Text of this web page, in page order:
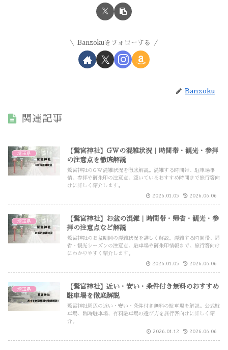
Banzokuをフォローする
Banzoku
関連記事
埼玉県
【鷲宮神社】GWの混雑状況｜時間帯・観光・参拝
の注意点を徹底解説
鷲宮神社のGW混雑状況を徹底解説。混雑する時間帯、駐車場事
情、参拝や御朱印の注意点、空いているおすすめ時間まで旅行客向
けに詳しく紹介します。
2026.01.05 2026.06.06
埼玉県
【鷲宮神社】お盆の混雑｜時間帯・帰省・観光・参
拝の注意点など解説
鷲宮神社のお盆期間の混雑状況を詳しく解説。混雑する時間帯、帰
省・観光シーズンの注意点、駐車場や御朱印情報まで、旅行客向け
にわかりやすく紹介します。
2026.01.05 2026.06.06
埼玉県
【鷲宮神社】近い・安い・条件付き無料のおすすめ
駐車場を徹底解説
鷲宮神社周辺の近い・安い・条件付き無料の駐車場を解説。公式駐
車場、臨時駐車場、有料駐車場の選び方を旅行客向けに詳しく紹
介。
2026.01.12 2026.06.06